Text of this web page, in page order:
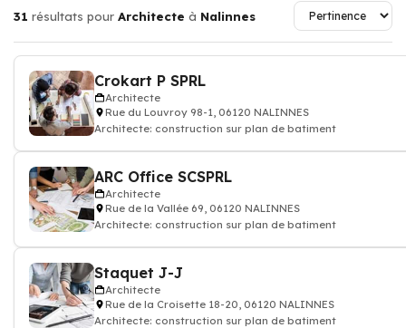
31 résultats pour Architecte à Nalinnes
Crokart P SPRL
Architecte
Rue du Louvroy 98-1, 06120 NALINNES
Architecte: construction sur plan de batiment
ARC Office SCSPRL
Architecte
Rue de la Vallée 69, 06120 NALINNES
Architecte: construction sur plan de batiment
Staquet J-J
Architecte
Rue de la Croisette 18-20, 06120 NALINNES
Architecte: construction sur plan de batiment